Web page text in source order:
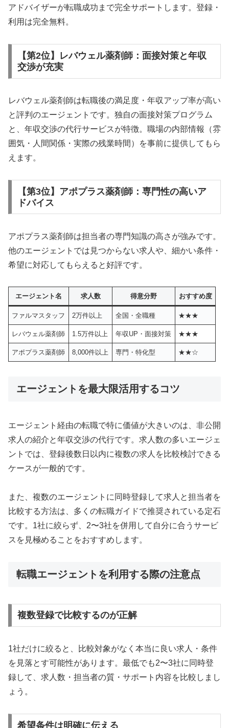
アドバイザーが転職成功まで完全サポートします。登録・
利用は完全無料。
【第2位】レバウェル薬剤師：面接対策と年収
交渉が充実
レバウェル薬剤師は転職後の満足度・年収アップ率が高い
と評判のエージェントです。独自の面接対策プログラム
と、年収交渉の代行サービスが特徴。職場の内部情報（雰
囲気・人間関係・実際の残業時間）を事前に提供してもら
えます。
【第3位】アポプラス薬剤師：専門性の高いア
ドバイス
アポプラス薬剤師は担当者の専門知識の高さが強みです。
他のエージェントでは見つからない求人や、細かい条件・
希望に対応してもらえると好評です。
エージェント名 求人数 得意分野 おすすめ度
ファルマスタッフ 2万件以上 全国・全職種 ★★★
レバウェル薬剤師 1.5万件以上 年収UP・面接対策 ★★★
アポプラス薬剤師 8,000件以上 専門・特化型 ★★☆
エージェントを最大限活用するコツ
エージェント経由の転職で特に価値が大きいのは、非公開
求人の紹介と年収交渉の代行です。求人数の多いエージェ
ントでは、登録後数日以内に複数の求人を比較検討できる
ケースが一般的です。
また、複数のエージェントに同時登録して求人と担当者を
比較する方法は、多くの転職ガイドで推奨されている定石
です。1社に絞らず、2〜3社を併用して自分に合うサービ
スを見極めることをおすすめします。
転職エージェントを利用する際の注意点
複数登録で比較するのが正解
1社だけに絞ると、比較対象がなく本当に良い求人・条件
を見落とす可能性があります。最低でも2〜3社に同時登
録して、求人数・担当者の質・サポート内容を比較しまし
ょう。
希望条件は明確に伝える